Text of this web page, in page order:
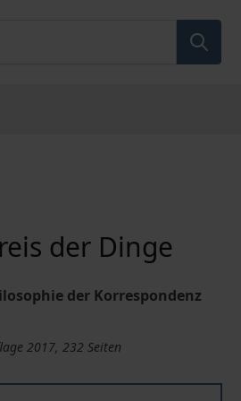
der Dinge
der Korrespondenz
2017, 232 Seiten